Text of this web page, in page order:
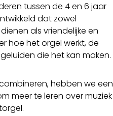
tussen de 4 en 6 jaar
dat zowel
als vriendelijke en
hoe het orgel werkt, de
die het kan maken.
hebben we een
meer te leren over muziek